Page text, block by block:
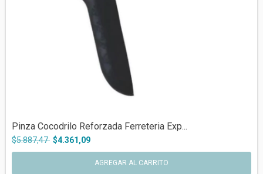
Pinza Cocodrilo Reforzada Ferreteria Exp...
$5.887,47 $4.361,09